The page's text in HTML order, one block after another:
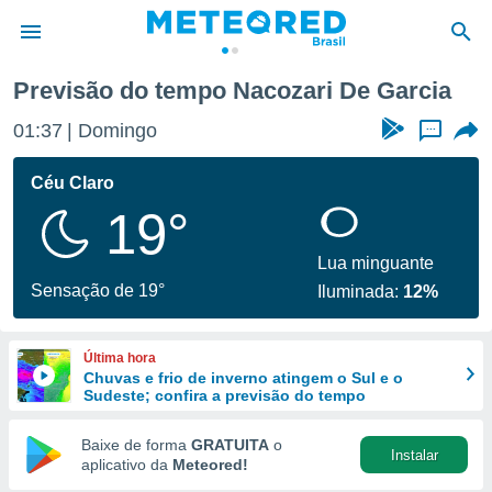
da
fornecidas
a este
das
e
forma
digital
Previsão do tempo Nacozari De Garcia
01:37 Domingo ...
Céu Claro
19°
Sensação de 19°
Lua minguante
Iluminada: 12%
Última hora
Chuvas e frio de inverno atingem o Sul e o
Sudeste; confira a previsão do tempo
Baixe de forma GRATUITA o
aplicativo da Meteored!
Instalar